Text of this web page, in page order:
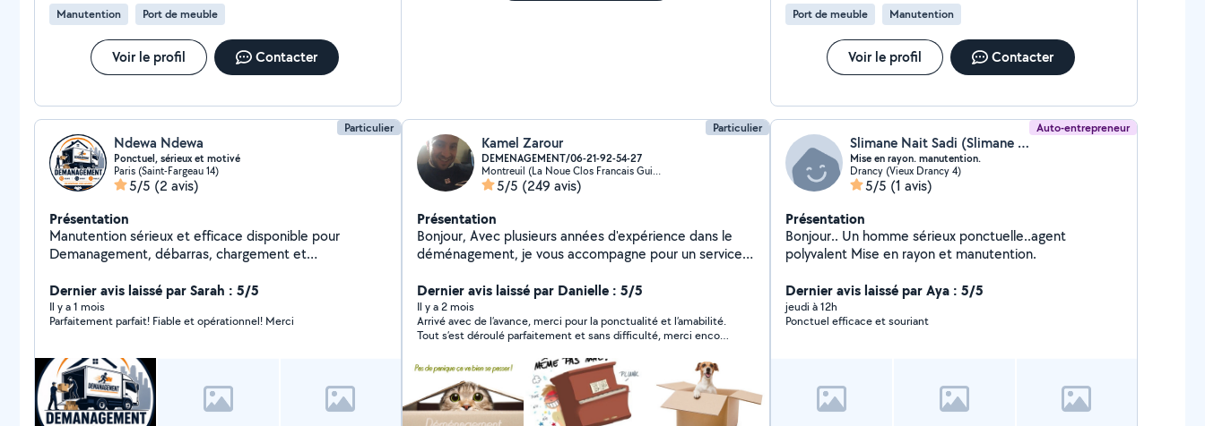
Manutention Port de meuble
Voir le profil Contacter
Port de meuble Manutention
Voir le profil Contacter
Particulier
Ndewa Ndewa
Ponctuel, sérieux et motivé
Paris (Saint-Fargeau 14)
5/5 (2 avis)
Présentation
Manutention sérieux et efficace disponible pour
Demanagement, débarras, chargement et
affaires.disponible 7j/7. Satisfaction et bon service
avant tout.
Dernier avis laissé par Sarah : 5/5
Il y a 1 mois
Parfaitement parfait! Fiable et opérationnel! Merci
Particulier
Kamel Zarour
DEMENAGEMENT/06-21-92-54-27
Montreuil (La Noue Clos Francais Guilands 3)
5/5 (249 avis)
Présentation
Bonjour, Avec plusieurs années d'expérience dans le
déménagement, je vous accompagne pour un service
pour mon sérieux, ma ponctualité et ma motivation. je
suis disponible quand vous voulez,y'a plus qu'à se
mettre d'accord sur le jour et l'horaire, n'hésitez pas à
m'appeler ou à m'envoyer un message sur ma ligne
direct si je mets un peu trop de temps à répondre à
votre demande sur AlloVoisins, pour un devis gratuit ou
des conseilles ce sera un plaisir pour moi de vous
répondre..06-21-92-54-27 Kamel.
Dernier avis laissé par Danielle : 5/5
Il y a 2 mois
Arrivé avec de l’avance, merci pour la ponctualité et l’amabilité.
Tout s’est déroulé parfaitement et sans difficulté, merci encore
Auto-entrepreneur
Slimane Nait Sadi (Slimane Nait sadi)
Mise en rayon. manutention.
Drancy (Vieux Drancy 4)
5/5 (1 avis)
Présentation
Bonjour.. Un homme sérieux ponctuelle..agent
polyvalent Mise en rayon et manutention.
Dernier avis laissé par Aya : 5/5
jeudi à 12h
Ponctuel efficace et souriant